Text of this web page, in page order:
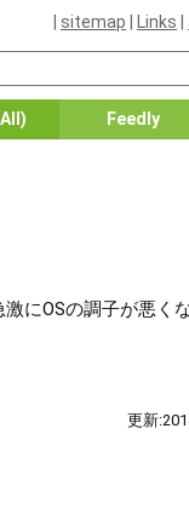
sitemap Links
Feedly
にOSの調子が悪く
更新